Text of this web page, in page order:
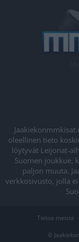
oleellinen tieto
löytyvät Leijonat-
Suomen joukkue,
paljon muuta.
verkkosivusto, jolla
Tietoa meistä
©